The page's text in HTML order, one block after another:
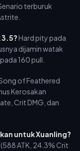
terburuk
Hard pity pada
dijamin watak
160 pull.
of Feathered
Kerosakan
Crit DMG, dan
untuk Xuanling?
ATK, 24.3% Crit